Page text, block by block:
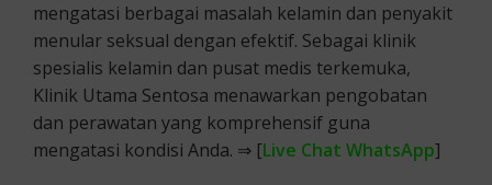
mengatasi berbagai masalah kelamin dan penyakit
menular seksual dengan efektif. Sebagai klinik
spesialis kelamin dan pusat medis terkemuka,
Klinik Utama Sentosa menawarkan pengobatan
dan perawatan yang komprehensif guna
mengatasi kondisi Anda. ⇒ [Live Chat WhatsApp]